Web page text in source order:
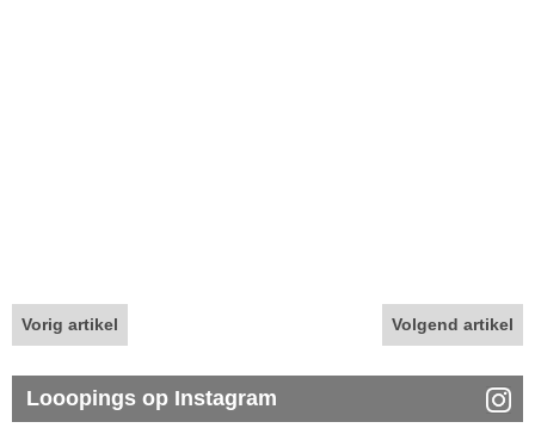
Vorig artikel Volgend artikel
Looopings op Instagram